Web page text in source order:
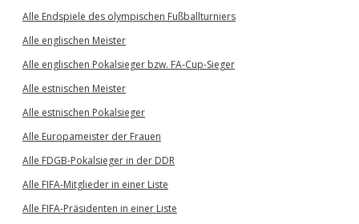
Alle Endspiele des olympischen Fußballturniers
Alle englischen Meister
Alle englischen Pokalsieger bzw. FA-Cup-Sieger
Alle estnischen Meister
Alle estnischen Pokalsieger
Alle Europameister der Frauen
Alle FDGB-Pokalsieger in der DDR
Alle FIFA-Mitglieder in einer Liste
Alle FIFA-Präsidenten in einer Liste